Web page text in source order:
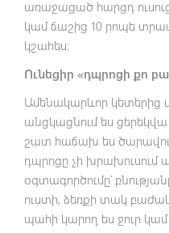
առաջացած հարցդ
կամ ճաշից 10 րոպե
կշահես։
Ունեցիր «դպրոցի քո
Ամենակարևոր կետերից
անցկացնում ես ցերեկվա
շատ հաճախ ես
դպրոցը չի խրախուսում
օգտագործումը՝
ուստի, ձեռքի տակ
պահի կարող ես ջուր կամ